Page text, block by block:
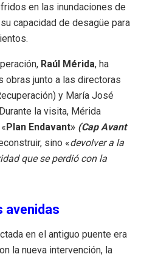
en las inundaciones de
capacidad de desagüe para
Raúl Mérida, ha
obras junto a las directoras
y María José
la visita, Mérida
Plan Endavant» (Cap Avant
sino «devolver a la
que se perdió con la
avenidas
en el antiguo puente era
la nueva intervención, la